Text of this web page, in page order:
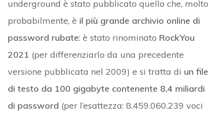
underground è stato pubblicato quello che, molto
probabilmente, è il più grande archivio online di
password rubate: è stato rinominato RockYou
2021 (per differenziarlo da una precedente
versione pubblicata nel 2009) e si tratta di un file
di testo da 100 gigabyte contenente 8,4 miliardi
di password (per l’esattezza: 8.459.060.239 voci